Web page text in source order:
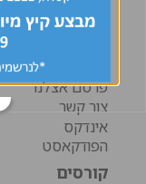
פעילויות
הצהרת נגישות
פרסם אצלנו
צור קשר
אינדקס
הפודקאסט
קורסים